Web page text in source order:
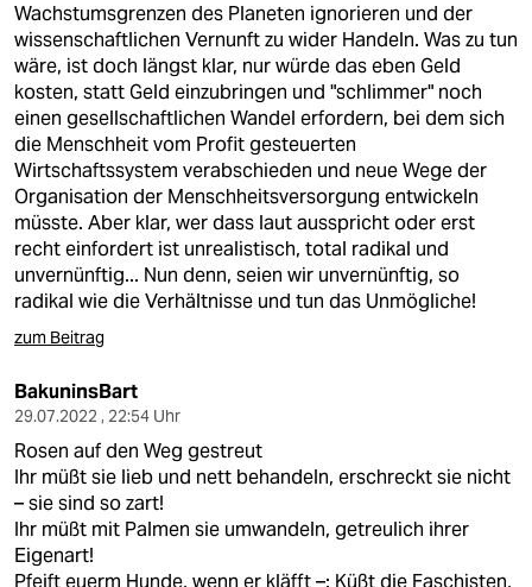
Wachstumsgrenzen des Planeten ignorieren und der
wissenschaftlichen Vernunft zu wider Handeln. Was zu tun
wäre, ist doch längst klar, nur würde das eben Geld
kosten, statt Geld einzubringen und "schlimmer" noch
einen gesellschaftlichen Wandel erfordern, bei dem sich
die Menschheit vom Profit gesteuerten
Wirtschaftssystem verabschieden und neue Wege der
Organisation der Menschheitsversorgung entwickeln
müsste. Aber klar, wer dass laut ausspricht oder erst
recht einfordert ist unrealistisch, total radikal und
unvernünftig... Nun denn, seien wir unvernünftig, so
radikal wie die Verhältnisse und tun das Unmögliche!
zum Beitrag
BakuninsBart
29.07.2022 , 22:54 Uhr
Rosen auf den Weg gestreut
Ihr müßt sie lieb und nett behandeln, erschreckt sie nicht
– sie sind so zart!
Ihr müßt mit Palmen sie umwandeln, getreulich ihrer
Eigenart!
Pfeift euerm Hunde, wenn er kläfft –: Küßt die Faschisten,